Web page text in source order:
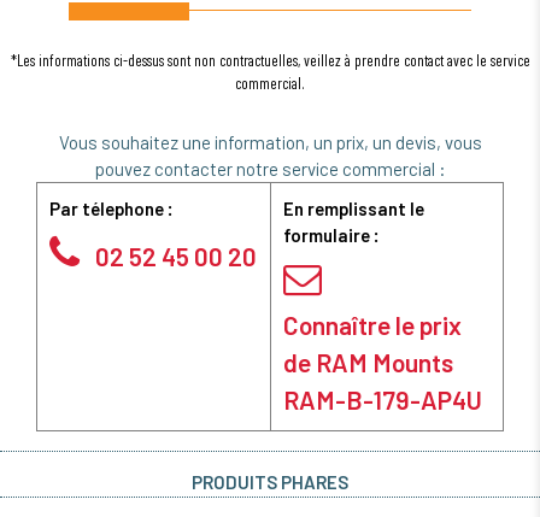
*Les informations ci-dessus sont non contractuelles, veillez à prendre contact avec le service
commercial.
Vous souhaitez une information, un prix, un devis, vous
pouvez contacter notre service commercial :
Par télephone :
02 52 45 00 20
En remplissant le
formulaire :
Connaître le prix
de RAM Mounts
RAM-B-179-AP4U
PRODUITS PHARES